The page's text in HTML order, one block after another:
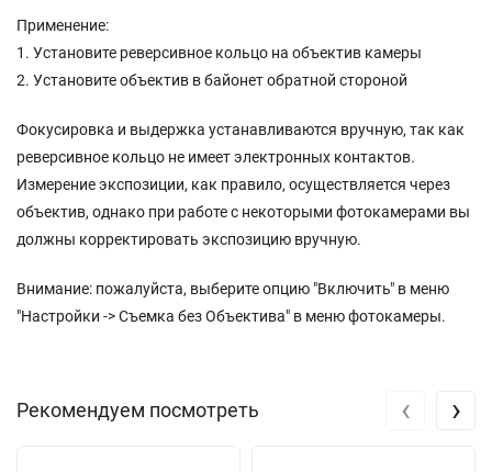
Применение:
1. Установите реверсивное кольцо на объектив камеры
2. Установите объектив в байонет обратной стороной
Фокусировка и выдержка устанавливаются вручную, так как
реверсивное кольцо не имеет электронных контактов.
Измерение экспозиции, как правило, осуществляется через
объектив, однако при работе с некоторыми фотокамерами вы
должны корректировать экспозицию вручную.
Внимание: пожалуйста, выберите опцию "Включить" в меню
"Настройки -> Съемка без Объектива" в меню фотокамеры.
Рекомендуем посмотреть ‹ ›